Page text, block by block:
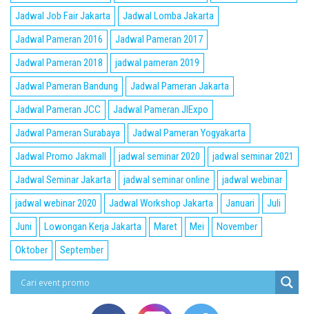
Jadwal Job Fair Jakarta
Jadwal Lomba Jakarta
Jadwal Pameran 2016
Jadwal Pameran 2017
Jadwal Pameran 2018
jadwal pameran 2019
Jadwal Pameran Bandung
Jadwal Pameran Jakarta
Jadwal Pameran JCC
Jadwal Pameran JIExpo
Jadwal Pameran Surabaya
Jadwal Pameran Yogyakarta
Jadwal Promo Jakmall
jadwal seminar 2020
jadwal seminar 2021
Jadwal Seminar Jakarta
jadwal seminar online
jadwal webinar
jadwal webinar 2020
Jadwal Workshop Jakarta Januari
Juli
Juni
Lowongan Kerja Jakarta Maret Mei
November
Oktober
September